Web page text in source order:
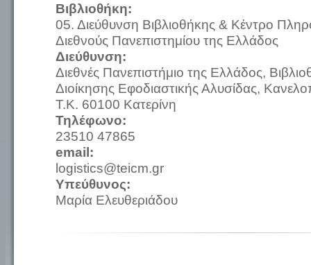
Βιβλιοθήκη:
05. Διεύθυνση Βιβλιοθήκης & Κέντρο
Διεθνούς Πανεπιστημίου της Ελλάδος
Διεύθυνση:
Διεθνές Πανεπιστήμιο της Ελλάδος,
Διοίκησης Εφοδιαστικής Αλυσίδας,
Τ.Κ. 60100 Κατερίνη
Τηλέφωνο:
23510 47865
email:
logistics@teicm.gr
Υπεύθυνος:
Μαρία Ελευθεριάδου